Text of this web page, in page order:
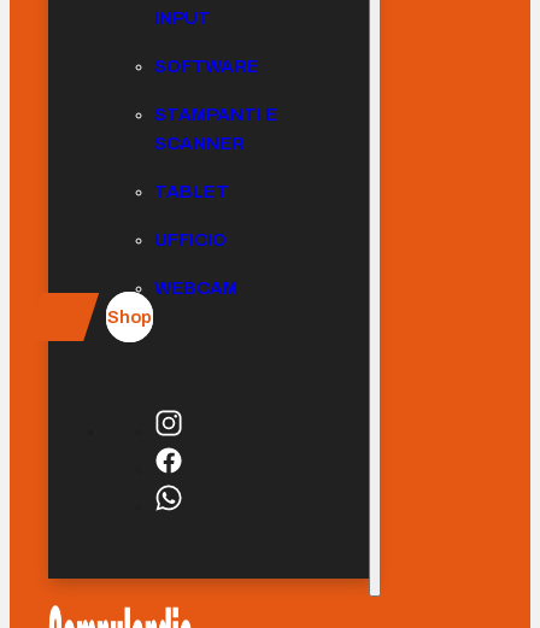
INPUT
SOFTWARE
STAMPANTI E
SCANNER
TABLET
UFFICIO
WEBCAM
Shop